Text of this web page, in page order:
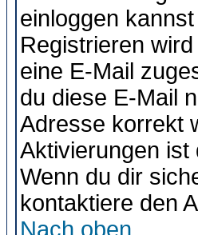
einloggen
Registrieren
eine E-Mail
du diese E-Mail
Adresse korrekt
Aktivierungen ist
Wenn du dir
kontaktiere den
Nach oben